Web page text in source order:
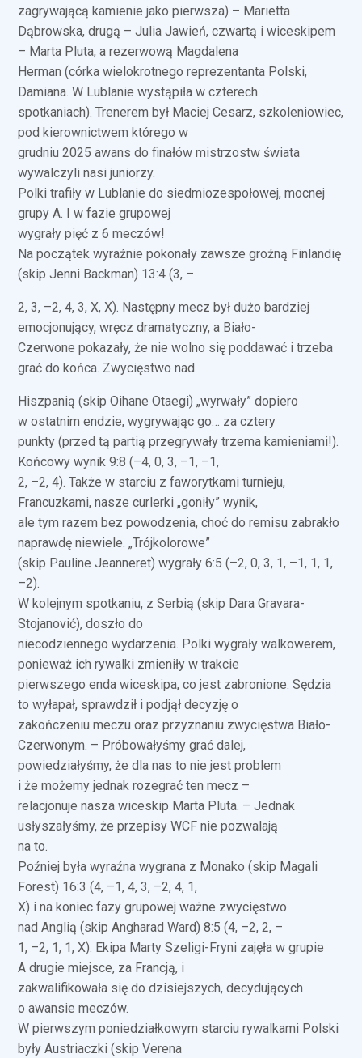
zagrywającą kamienie jako pierwsza) – Marietta
Dąbrowska, drugą – Julia Jawień, czwartą i wiceskipem
– Marta Pluta, a rezerwową Magdalena
Herman (córka wielokrotnego reprezentanta Polski,
Damiana. W Lublanie wystąpiła w czterech
spotkaniach). Trenerem był Maciej Cesarz, szkoleniowiec,
pod kierownictwem którego w
grudniu 2025 awans do finałów mistrzostw świata
wywalczyli nasi juniorzy.
Polki trafiły w Lublanie do siedmiozespołowej, mocnej
grupy A. I w fazie grupowej
wygrały pięć z 6 meczów!
Na początek wyraźnie pokonały zawsze groźną Finlandię
(skip Jenni Backman) 13:4 (3, –
2, 3, –2, 4, 3, X, X). Następny mecz był dużo bardziej
emocjonujący, wręcz dramatyczny, a Biało-
Czerwone pokazały, że nie wolno się poddawać i trzeba
grać do końca. Zwycięstwo nad
Hiszpanią (skip Oihane Otaegi) „wyrwały” dopiero
w ostatnim endzie, wygrywając go… za cztery
punkty (przed tą partią przegrywały trzema kamieniami!).
Końcowy wynik 9:8 (–4, 0, 3, –1, –1,
2, –2, 4). Także w starciu z faworytkami turnieju,
Francuzkami, nasze curlerki „goniły” wynik,
ale tym razem bez powodzenia, choć do remisu zabrakło
naprawdę niewiele. „Trójkolorowe”
(skip Pauline Jeanneret) wygrały 6:5 (–2, 0, 3, 1, –1, 1, 1,
–2).
W kolejnym spotkaniu, z Serbią (skip Dara Gravara-
Stojanović), doszło do
niecodziennego wydarzenia. Polki wygrały walkowerem,
ponieważ ich rywalki zmieniły w trakcie
pierwszego enda wiceskipa, co jest zabronione. Sędzia
to wyłapał, sprawdził i podjął decyzję o
zakończeniu meczu oraz przyznaniu zwycięstwa Biało-
Czerwonym. – Próbowałyśmy grać dalej,
powiedziałyśmy, że dla nas to nie jest problem
i że możemy jednak rozegrać ten mecz –
relacjonuje nasza wiceskip Marta Pluta. – Jednak
usłyszałyśmy, że przepisy WCF nie pozwalają
na to.
Poźniej była wyraźna wygrana z Monako (skip Magali
Forest) 16:3 (4, –1, 4, 3, –2, 4, 1,
X) i na koniec fazy grupowej ważne zwycięstwo
nad Anglią (skip Angharad Ward) 8:5 (4, –2, 2, –
1, –2, 1, 1, X). Ekipa Marty Szeligi-Fryni zajęła w grupie
A drugie miejsce, za Francją, i
zakwalifikowała się do dzisiejszych, decydujących
o awansie meczów.
W pierwszym poniedziałkowym starciu rywalkami Polski
były Austriaczki (skip Verena